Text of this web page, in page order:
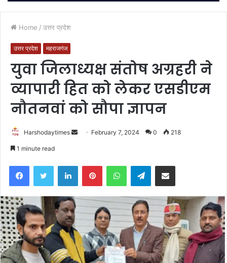
Home / उत्तर प्रदेश
उत्तर प्रदेश महराजगंज
युवा जिलाध्यक्ष संतोष अग्रहरी ने
व्यापारी हित को लेकर एसडीएम
नौतनवां को सौपा ज्ञापन
Harshodaytimes
Send February 7, 2024 0 218
1 minute read
FacebookTwitter LinkedInPinterestWhatsAppTelegramShare via Email